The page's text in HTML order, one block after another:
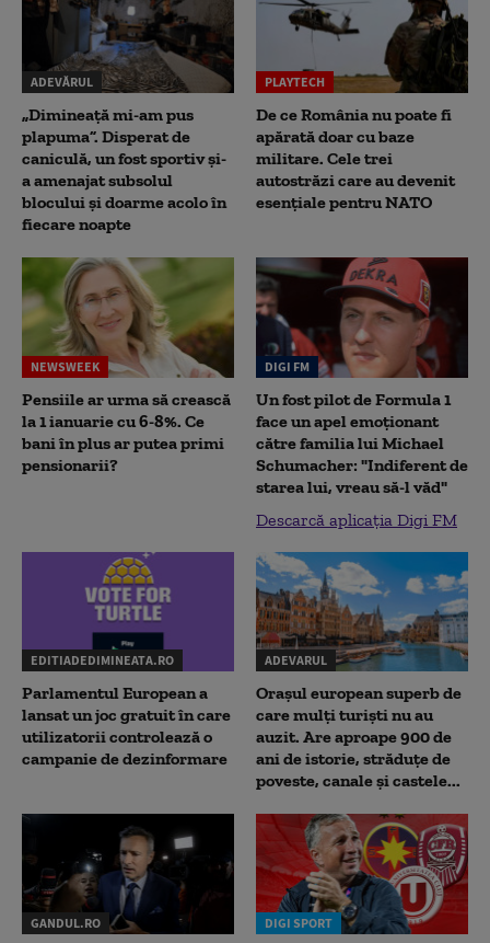
ADEVĂRUL
„Dimineață mi-am pus
plapuma”. Disperat de
caniculă, un fost sportiv și-
a amenajat subsolul
blocului și doarme acolo în
fiecare noapte
PLAYTECH
De ce România nu poate fi
apărată doar cu baze
militare. Cele trei
autostrăzi care au devenit
esențiale pentru NATO
NEWSWEEK
Pensiile ar urma să crească
la 1 ianuarie cu 6-8%. Ce
bani în plus ar putea primi
pensionarii?
DIGI FM
Un fost pilot de Formula 1
face un apel emoționant
către familia lui Michael
Schumacher: "Indiferent de
starea lui, vreau să-l văd"
Descarcă aplicația Digi FM
EDITIADEDIMINEATA.RO
Parlamentul European a
lansat un joc gratuit în care
utilizatorii controlează o
campanie de dezinformare
ADEVARUL
Orașul european superb de
care mulți turiști nu au
auzit. Are aproape 900 de
ani de istorie, străduțe de
poveste, canale și castele...
GANDUL.RO DIGI SPORT